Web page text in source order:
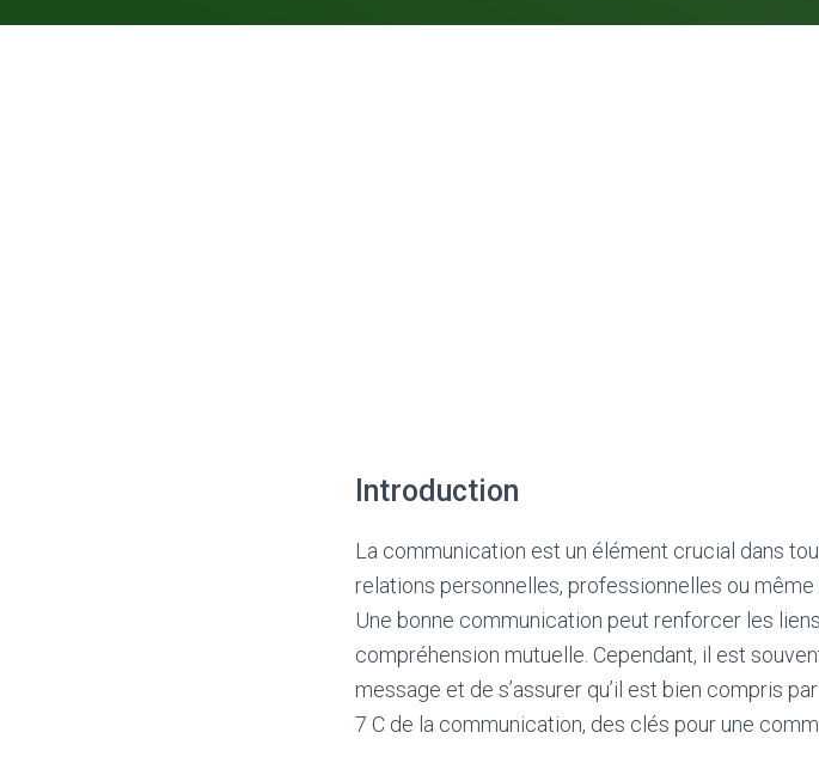
Introduction
La communication est un élément crucial dans
relations personnelles, professionnelles ou
Une bonne communication peut renforcer les
compréhension mutuelle. Cependant, il est
message et de s’assurer qu’il est bien compris
7 C de la communication, des clés pour une